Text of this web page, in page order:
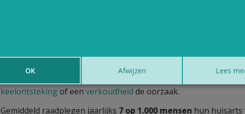
Hoe vaak komt heesheid voor?
keelontstekingof een verkoudheid de oorzaak.
Gemiddeld raadplegen jaarlijks 7 op 1.000 mensen hun huisarts
OK Afwijzen Lees